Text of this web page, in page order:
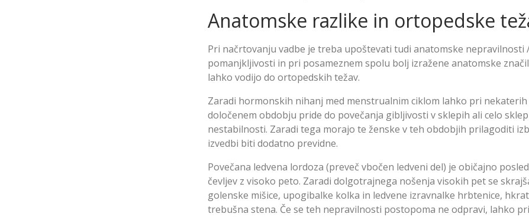
Anatomske razlike in ortopedske
Pri načrtovanju vadbe je treba upoštevati tudi anatomske nepravilnosti
pomanjkljivosti in pri posameznem spolu bolj izražene anatomske
lahko vodijo do ortopedskih težav.
Zaradi hormonskih nihanj med menstrualnim ciklom lahko pri nekaterih
določenem obdobju pride do povečanja gibljivosti v sklepih ali celo
nestabilnosti. Zaradi tega morajo te ženske v teh obdobjih prilagoditi
izvedbi biti dodatno previdne.
Povečana ledvena lordoza (preveč vbočen ledveni del) je običajno
čevljev z visoko peto. Zaradi dolgotrajnega nošenja visokih pet se
golenske mišice, upogibalke kolka in ledvene izravnalke hrbtenice,
trebušna stena. Če se teh nepravilnosti postopoma ne odpravi, lahko